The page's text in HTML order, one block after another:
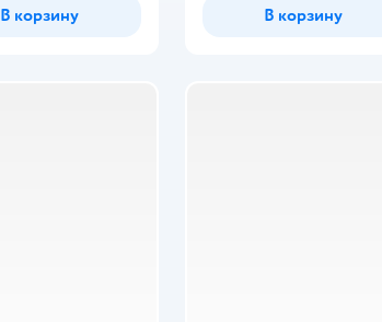
В корзину В корзину